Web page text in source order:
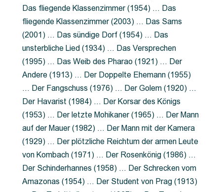
Das fliegende Klassenzimmer (1954) … Das
fliegende Klassenzimmer (2003) … Das Sams
(2001) … Das sündige Dorf (1954) … Das
unsterbliche Lied (1934) … Das Versprechen
(1995) … Das Weib des Pharao (1921) … Der
Andere (1913) … Der Doppelte Ehemann (1955)
… Der Fangschuss (1976) … Der Golem (1920) …
Der Havarist (1984) … Der Korsar des Königs
(1953) … Der letzte Mohikaner (1965) … Der Mann
auf der Mauer (1982) … Der Mann mit der Kamera
(1929) … Der plötzliche Reichtum der armen Leute
von Kombach (1971) … Der Rosenkönig (1986) …
Der Schinderhannes (1958) … Der Schrecken vom
Amazonas (1954) … Der Student von Prag (1913)